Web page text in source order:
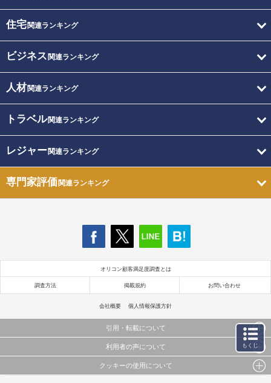
住宅関連ランキング
ビジネス 関連ランキング
人材関連ランキング
トラベル関連ランキング
レジャー関連ランキング
専門家評価関連ランキング
オリコン顧客満足度調査とは
調査方法 掲載規約 お問い合わせ
会社概要 個人情報保護方針
引用・転載について
当サイトで公開されている情報（文字、写真、イラスト、画像データ等）及びこれらの配置・
これらの情報を権利者の許可なく無断転載・複製などの二次利用を行うことは固く禁じており
利用者の声について
当サイトに掲載している内容はすべてサービスの利用者が提出された見解・感想です。
クッキーの使用について
もくじ